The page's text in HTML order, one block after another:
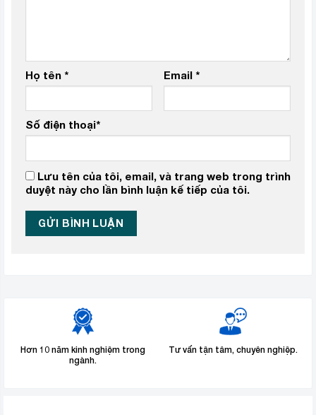
Họ tên * Email *
Số điện thoại*
Lưu tên của tôi, email, và trang web trong trình
duyệt này cho lần bình luận kế tiếp của tôi.
Hơn 10 năm kinh nghiệm trong
ngành.
Tư vấn tận tâm, chuyên nghiệp.